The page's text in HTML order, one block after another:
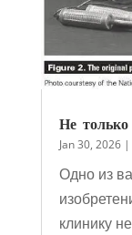
Не
Jan 30, 2026|
Одно из
клинику